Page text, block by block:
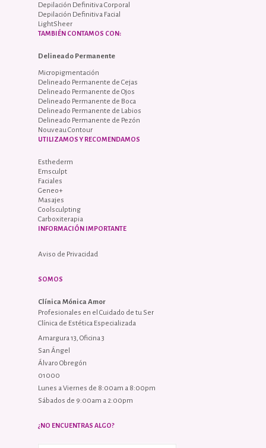
Depilación Definitiva Corporal
Depilación Definitiva Facial
LightSheer
TAMBIÉN CONTAMOS CON:
Delineado Permanente
Micropigmentación
Delineado Permanente de Cejas
Delineado Permanente de Ojos
Delineado Permanente de Boca
Delineado Permanente de Labios
Delineado Permanente de Pezón
Nouveau Contour
UTILIZAMOS Y RECOMENDAMOS
Esthederm
Emsculpt
Faciales
Geneo+
Masajes
Coolsculpting
Carboxiterapia
INFORMACIÓN IMPORTANTE
Aviso de Privacidad
SOMOS
Clínica Mónica Amor
Profesionales en el Cuidado de tu Ser
Clínica de Estética Especializada
Amargura 13, Oficina 3
San Ángel
Álvaro Obregón
01000
Lunes a Viernes de 8:00am a 8:00pm
Sábados de 9:00am a 2:00pm
¿NO ENCUENTRAS ALGO?